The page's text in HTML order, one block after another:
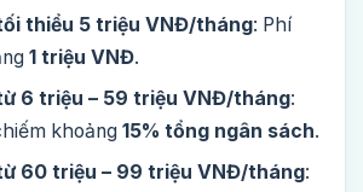
thiểu 5 triệu VNĐ/tháng: Phí
1 triệu VNĐ.
6 triệu – 59 triệu VNĐ/tháng:
khoảng 15% tổng ngân sách.
60 triệu – 99 triệu VNĐ/tháng: